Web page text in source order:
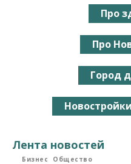
Про
Про
Город
Лента новостей
Бизнес Общество